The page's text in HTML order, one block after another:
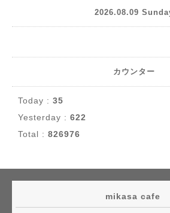
2026.08.09
カウンター
Today : 35
Yesterday : 622
Total : 826976
mikasa cafe